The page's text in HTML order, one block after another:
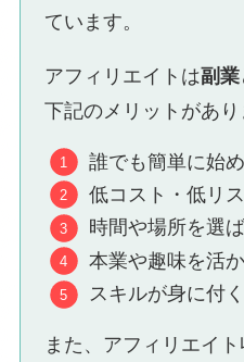
ています。
アフィリエイトは副
下記のメリットがあり
誰でも簡単に始
低コスト・低リ
時間や場所を選
本業や趣味を活
スキルが身に付く
また、アフィリエイ